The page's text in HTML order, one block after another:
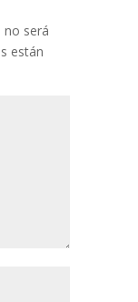
no será
están